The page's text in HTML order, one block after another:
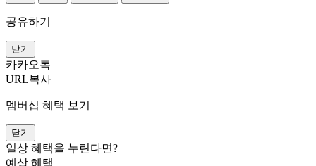
공유하기
닫기
카카오톡
URL복사
멤버십 혜택 보기
닫기
일상 혜택을 누린다면?
예상 혜택